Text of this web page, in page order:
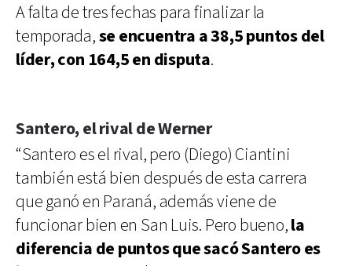
A falta de tres fechas para finalizar la
temporada,se encuentra a 38,5 puntos del
líder, con 164,5 en disputa.
Santero, el rival de Werner
“Santero es el rival, pero (Diego) Ciantini
también está bien después de esta carrera
que ganó en Paraná, además viene de
funcionar bien en San Luis. Pero bueno,la
diferencia de puntos que sacó Santero es